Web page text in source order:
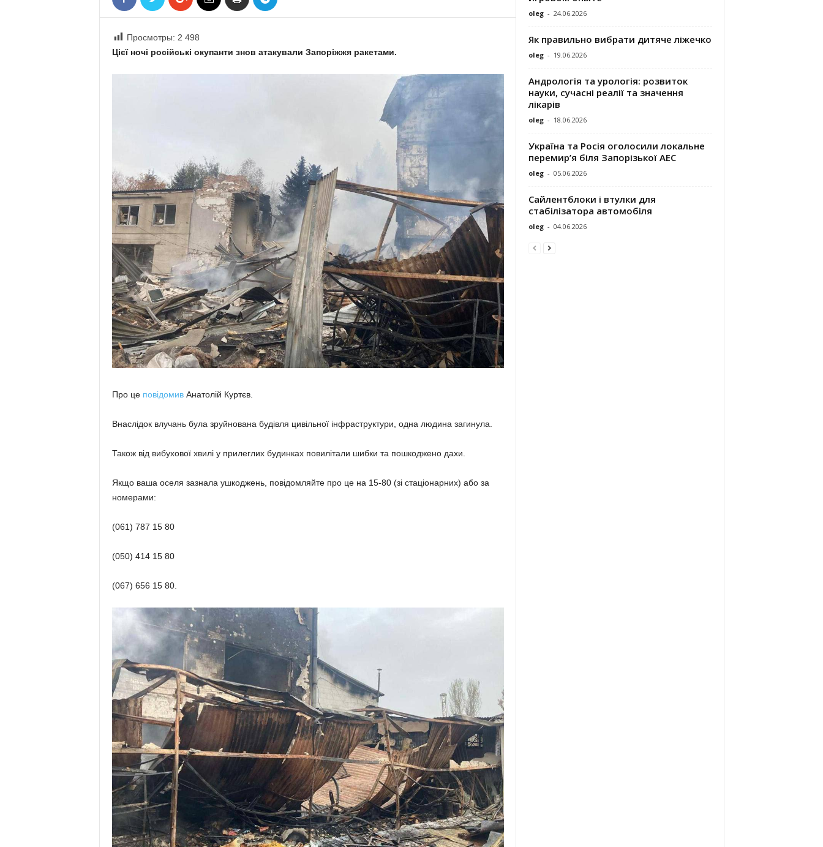
Просмотры: 2 498
Цієї ночі російські окупанти знов атакували Запоріжжя ракетами.
Про це повідомивАнатолій Куртєв.
Внаслідок влучань була зруйнована будівля цивільної інфраструктури, одна людина загинула.
Також від вибухової хвилі у прилеглих будинках повилітали шибки та пошкоджено дахи.
Якщо ваша оселя зазнала ушкоджень, повідомляйте про це на 15-80 (зі стаціонарних) або за
номерами:
(061) 787 15 80
(050) 414 15 80
(067) 656 15 80.
oleg - 24.06.2026
Як правильно вибрати дитяче ліжечко
oleg - 19.06.2026
Андрологія та урологія: розвиток
науки, сучасні реалії та значення
лікарів
oleg - 18.06.2026
Україна та Росія оголосили локальне
перемир’я біля Запорізької АЕС
oleg - 05.06.2026
Сайлентблоки і втулки для
стабілізатора автомобіля
oleg - 04.06.2026